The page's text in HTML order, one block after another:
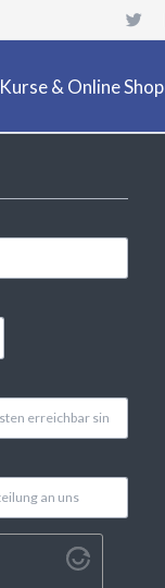
Kurse & Online Shop